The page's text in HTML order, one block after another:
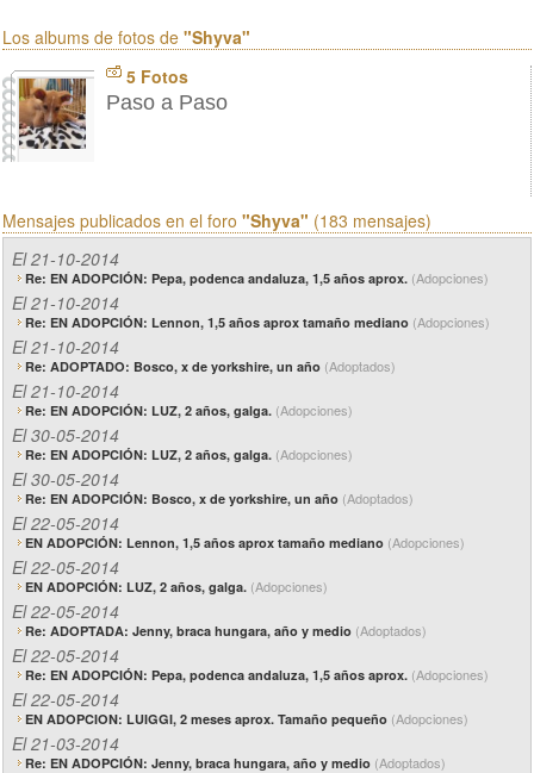
Los albums de fotos de "Shyva"
5 Fotos
Paso a Paso
Mensajes publicados en el foro "Shyva" (183 mensajes)
El 21-10-2014
Re: EN ADOPCIÓN: Pepa, podenca andaluza, 1,5 años aprox. (Adopciones)
El 21-10-2014
Re: EN ADOPCIÓN: Lennon, 1,5 años aprox tamaño mediano (Adopciones)
El 21-10-2014
Re: ADOPTADO: Bosco, x de yorkshire, un año (Adoptados)
El 21-10-2014
Re: EN ADOPCIÓN: LUZ, 2 años, galga. (Adopciones)
El 30-05-2014
Re: EN ADOPCIÓN: LUZ, 2 años, galga. (Adopciones)
El 30-05-2014
Re: EN ADOPCIÓN: Bosco, x de yorkshire, un año (Adoptados)
El 22-05-2014
EN ADOPCIÓN: Lennon, 1,5 años aprox tamaño mediano (Adopciones)
El 22-05-2014
EN ADOPCIÓN: LUZ, 2 años, galga. (Adopciones)
El 22-05-2014
Re: ADOPTADA: Jenny, braca hungara, año y medio (Adoptados)
El 22-05-2014
Re: EN ADOPCIÓN: Pepa, podenca andaluza, 1,5 años aprox. (Adopciones)
El 22-05-2014
EN ADOPCION: LUIGGI, 2 meses aprox. Tamaño pequeño (Adopciones)
El 21-03-2014
Re: EN ADOPCIÓN: Jenny, braca hungara, año y medio (Adoptados)